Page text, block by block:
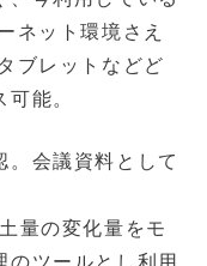
ネット環境さえ
ブレットなどど
能。
。会議資料として
量の変化量をモ